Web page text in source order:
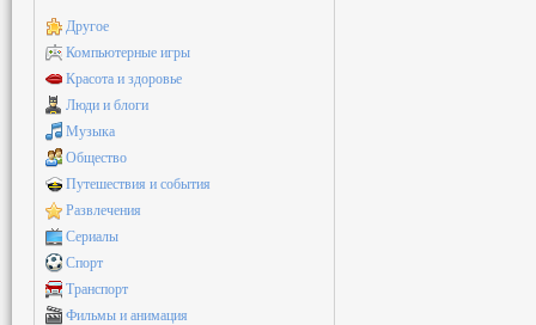
Другое
Компьютерные игры
Красота и здоровье
Люди и блоги
Музыка
Общество
Путешествия и события
Развлечения
Сериалы
Спорт
Транспорт
Фильмы и анимация